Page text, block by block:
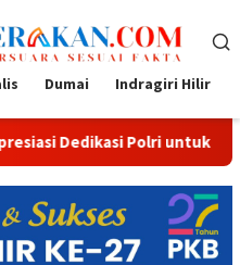
Dumai Indragiri Hilir
untuk Masyarakat